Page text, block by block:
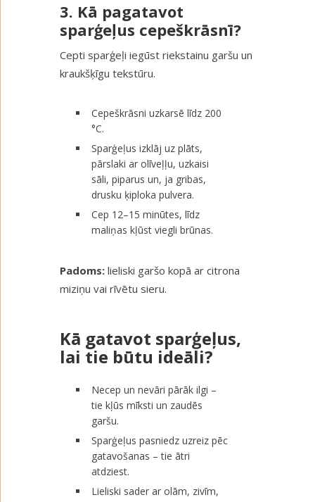
3. Kā pagatavot
sparģeļus cepeškrāsnī?
Cepti sparģeļi iegūst riekstainu garšu un
kraukšķīgu tekstūru.
Cepeškrāsni uzkarsē līdz 200
°C.
Sparģeļus izklāj uz plāts,
pārslaki ar olīveļļu, uzkaisi
sāli, piparus un, ja gribas,
drusku ķiploka pulvera.
Cep 12–15 minūtes, līdz
maliņas kļūst viegli brūnas.
Padoms: lieliski garšo kopā ar citrona
miziņu vai rīvētu sieru.
Kā gatavot sparģeļus,
lai tie būtu ideāli?
Necep un nevāri pārāk ilgi –
tie kļūs mīksti un zaudēs
garšu.
Sparģeļus pasniedz uzreiz pēc
gatavošanas – tie ātri
atdziest.
Lieliski sader ar olām, zivīm,